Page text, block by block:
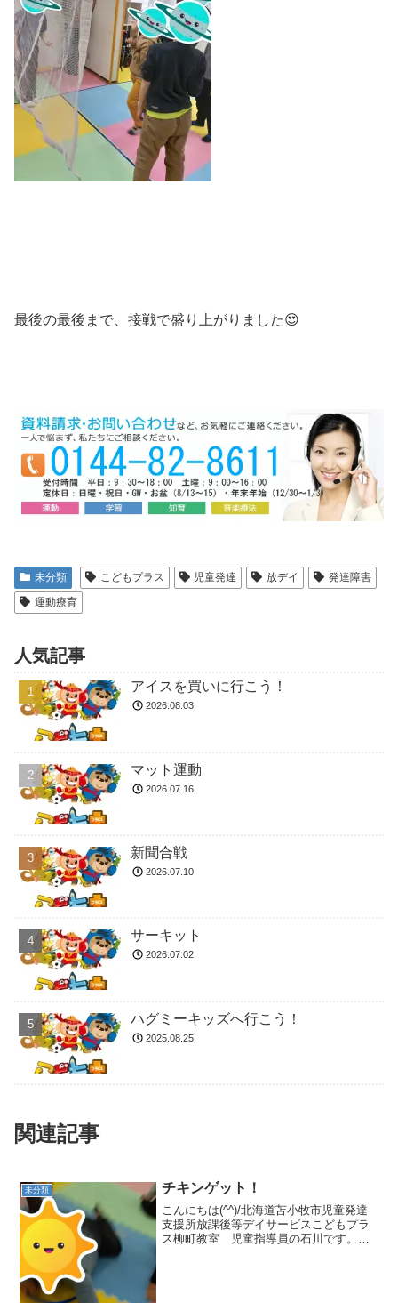
最後の最後まで、接戦で盛り上がりました😍
未分類 こどもプラス 児童発達 放デイ
発達障害
運動療育
人気記事
アイスを買いに行こう！
2026.08.03
マット運動
2026.07.16
新聞合戦
2026.07.10
サーキット
2026.07.02
ハグミーキッズへ行こう！
2025.08.25
関連記事
未分類 チキンゲット！
こんにちは(^^)/北海道苫小牧市児童発達
支援所放課後等デイサービスこどもプラ
ス柳町教室 児童指導員の石川です。１